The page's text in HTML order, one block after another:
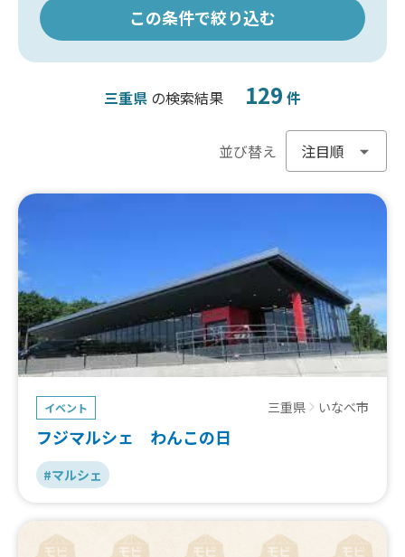
この条件で絞り込む
三重県 の検索結果 129 件
並び替え
イベント 三重県 いなべ市
フジマルシェ わんこの日
#マルシェ